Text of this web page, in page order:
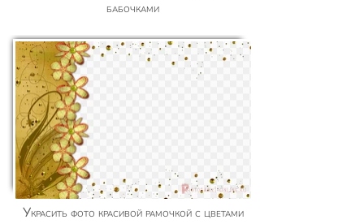
бабочками
Украсить фото красивой рамочкой с цветами